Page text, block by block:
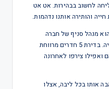
לחשוב בבהירות. אט אט
והותירה אותנו נדהמות.
מנהל סניף של חברה
להשכרת רכבים והיא מורה להיסטוריה. בדירת 5 חדרים מרווחת
צירפו לאחרונה
אהבה אותו בכל ליבה, אצלו